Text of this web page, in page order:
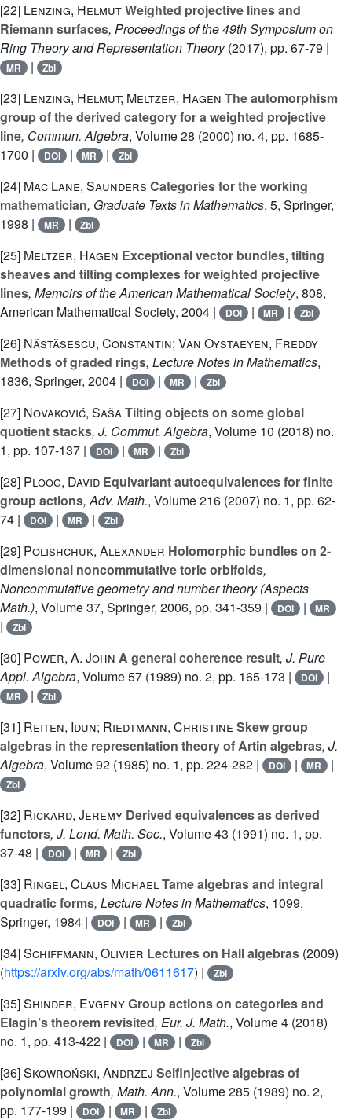
[22] Lenzing, HelmutWeighted projective lines and
Riemann surfaces, Proceedings of the 49th Symposium on
Ring Theory and Representation Theory(2017), pp. 67-79 |
MR | Zbl
[23] Lenzing, Helmut; Meltzer, Hagen The automorphism
group of the derived category for a weighted projective
line, Commun. Algebra, Volume 28 (2000) no. 4, pp. 1685-
1700 |
DOI | MR | Zbl
[24] Mac Lane, Saunders Categories for the working
mathematician, Graduate Texts in Mathematics, 5, Springer,
1998 |
MR | Zbl
[25] Meltzer, Hagen Exceptional vector bundles, tilting
sheaves and tilting complexes for weighted projective
lines, Memoirs of the American Mathematical Society, 808,
American Mathematical Society, 2004 |
DOI | MR | Zbl
[26] Năstăsescu, Constantin; Van Oystaeyen, Freddy
Methods of graded rings, Lecture Notes in Mathematics,
1836, Springer, 2004 | DOI | MR | Zbl
[27] Novaković, SašaTilting objects on some global
quotient stacks, J. Commut. Algebra, Volume 10 (2018) no.
1, pp. 107-137 |
DOI | MR | Zbl
[28] Ploog, David Equivariant autoequivalences for finite
group actions, Adv. Math., Volume 216 (2007) no. 1, pp. 62-
74 |
DOI | MR | Zbl
[29] Polishchuk, Alexander Holomorphic bundles on 2-
dimensional noncommutative toric orbifolds,
Noncommutative geometry and number theory(Aspects
Math.), Volume 37, Springer, 2006, pp. 341-359 | DOI | MR
| Zbl
[30] Power, A. John A general coherence result, J. Pure
Appl. Algebra, Volume 57 (1989) no. 2, pp. 165-173 | DOI |
MR | Zbl
[31] Reiten, Idun; Riedtmann, Christine Skew group
algebras in the representation theory of Artin algebras, J.
Algebra, Volume 92 (1985) no. 1, pp. 224-282 | DOI | MR |
Zbl
[32] Rickard, Jeremy Derived equivalences as derived
functors, J. Lond. Math. Soc., Volume 43 (1991) no. 1, pp.
37-48 |
DOI | MR | Zbl
[33] Ringel, Claus MichaelTame algebras and integral
quadratic forms, Lecture Notes in Mathematics, 1099,
Springer, 1984 |
DOI | MR | Zbl
[34]Schiffmann, Olivier Lectures on Hall algebras (2009)
(https://arxiv.org/abs/math/0611617) | Zbl
[35]Shinder, EvgenyGroup actions on categories and
Elagin’s theorem revisited, Eur. J. Math., Volume 4 (2018)
no. 1, pp. 413-422 |
DOI | MR | Zbl
[36]Skowroński, Andrzej Selfinjective algebras of
polynomial growth, Math. Ann., Volume 285 (1989) no. 2,
pp. 177-199 |
DOI | MR | Zbl